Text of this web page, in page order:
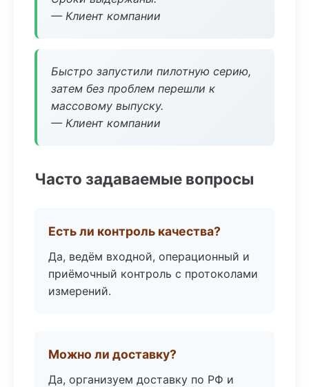
— Клиент компании
Быстро запустили пилотную серию,
затем без проблем перешли к
массовому выпуску.
— Клиент компании
Часто задаваемые вопросы
Есть ли контроль качества?
Да, ведём входной, операционный и
приёмочный контроль с протоколами
измерений.
Можно ли доставку?
Да, организуем доставку по РФ и